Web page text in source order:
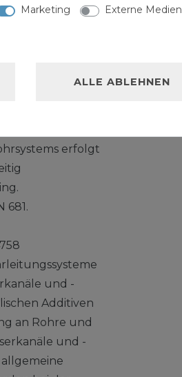
von 160 mm.
2000 Rohr
grün
homogenem
erfolgt
681.
und -
Additiven
an Rohre und
und -
allgemeine
Marketing Externe Medien
ALLE ABLEHNEN